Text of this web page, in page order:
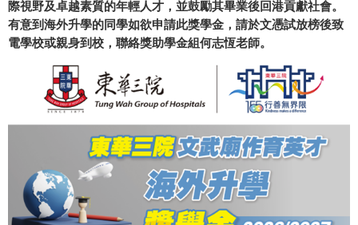
際視野及卓越素質的年輕人才，並鼓勵其畢業後回港貢獻社會。
有意到海外升學的同學如欲申請此獎學金，請於文憑試放榜後致
電學校或親身到校，聯絡獎助學金組何志恆老師。